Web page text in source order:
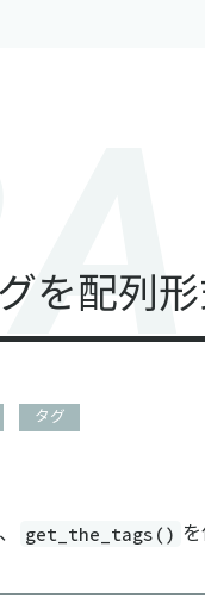
を配列
A
タグ
get_the_tags()